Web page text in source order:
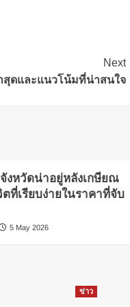
Next
สุดและแนวโน้มที่น่าสนใจ
งหวัดน่าอยู่หลังเกษียณ
ตที่เรียบง่ายในราคาที่จับ
5 May 2026
ข่าว